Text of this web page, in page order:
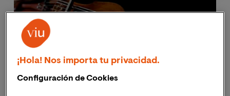
Plazas limitadas
¡Hola! Nos importa tu privacidad.
Configuración de Cookies